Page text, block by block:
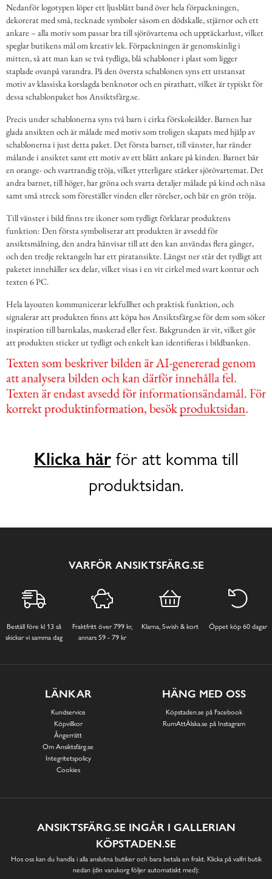
Nedanför logotypen löper ett ljusblått band över hela förpackningen,
dekorerat med små, tecknade symboler såsom en dödskalle, stjärnor och ett
ankare – alla motiv som passar bra till sjörövartema och upptäckarlust, vilket
speglar butikens mål om kreativ lek. Förpackningen är genomskinlig i
mitten, så att man kan se två tydliga, blå schabloner i plast som ligger
staplade ovanpå varandra. På den översta schablonen syns ett utstansat
motiv av klassiska korslagda benknotor och en pirathatt, vilket är typiskt för
dessa schablonpaket hos Ansiktsfärg.se.
Precis under schablonerna syns två barn i cirka förskoleålder. Barnen har
glada ansikten och är målade med motiv som troligen skapats med hjälp av
schablonerna i just detta paket. Det första barnet, till vänster, har ränder
målande i ansiktet samt ett motiv av ett blått ankare på kinden. Barnet bär
en orange- och svartrandig tröja, vilket ytterligare stärker sjörövartemat. Det
andra barnet, till höger, har gröna och svarta detaljer målade på kind och näsa
samt små streck som föreställer vinden eller rörelser, och bär en grön tröja.
Till vänster i bild finns tre ikoner som tydligt förklarar produktens
funktion: Den första symboliserar att produkten är avsedd för
ansiktsmålning, den andra hänvisar till att den kan användas flera gånger,
och den tredje rektangeln har ett piratansikte. Längst ner står det tydligt att
paketet innehåller sex delar, vilket visas i en vit cirkel med svart kontur och
texten 6 PC.
Hela layouten kommunicerar lekfullhet och praktisk funktion, och
signalerar att produkten finns att köpa hos Ansiktsfärg.se för dem som söker
inspiration till barnkalas, maskerad eller fest. Bakgrunden är vit, vilket gör
att produkten sticker ut tydligt och enkelt kan identifieras i bildbanken.
Klicka härför att komma till
produktsidan.
VARFÖR ANSIKTSFÄRG.SE
Beställ före kl 13 så
skickar vi samma dag
Fraktfritt över 799 kr,
annars 59 - 79 kr
Klarna, Swish & kort Öppet köp 60 dagar
LÄNKAR
Kundservice
Köpvillkor
Ångerrätt
Om Ansiktsfärg.se
Integritetspolicy
Cookies
HÄNG MED OSS
Köpstaden.se på Facebook
RumAttÄlska.se på Instagram
ANSIKTSFÄRG.SE INGÅR I GALLERIAN
KÖPSTADEN.SE
Hos oss kan du handla i alla anslutna butiker och bara betala en frakt. Klicka på valfri butik
nedan (din varukorg följer automatiskt med):